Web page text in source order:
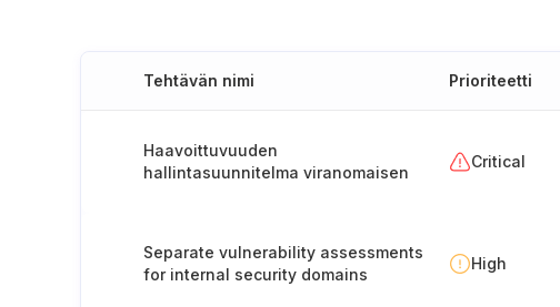
Tehtävän nimi Prioriteetti
Haavoittuvuuden
hallintasuunnitelma viranomaisen
Critical
Separate vulnerability assessments
for internal security domains
High